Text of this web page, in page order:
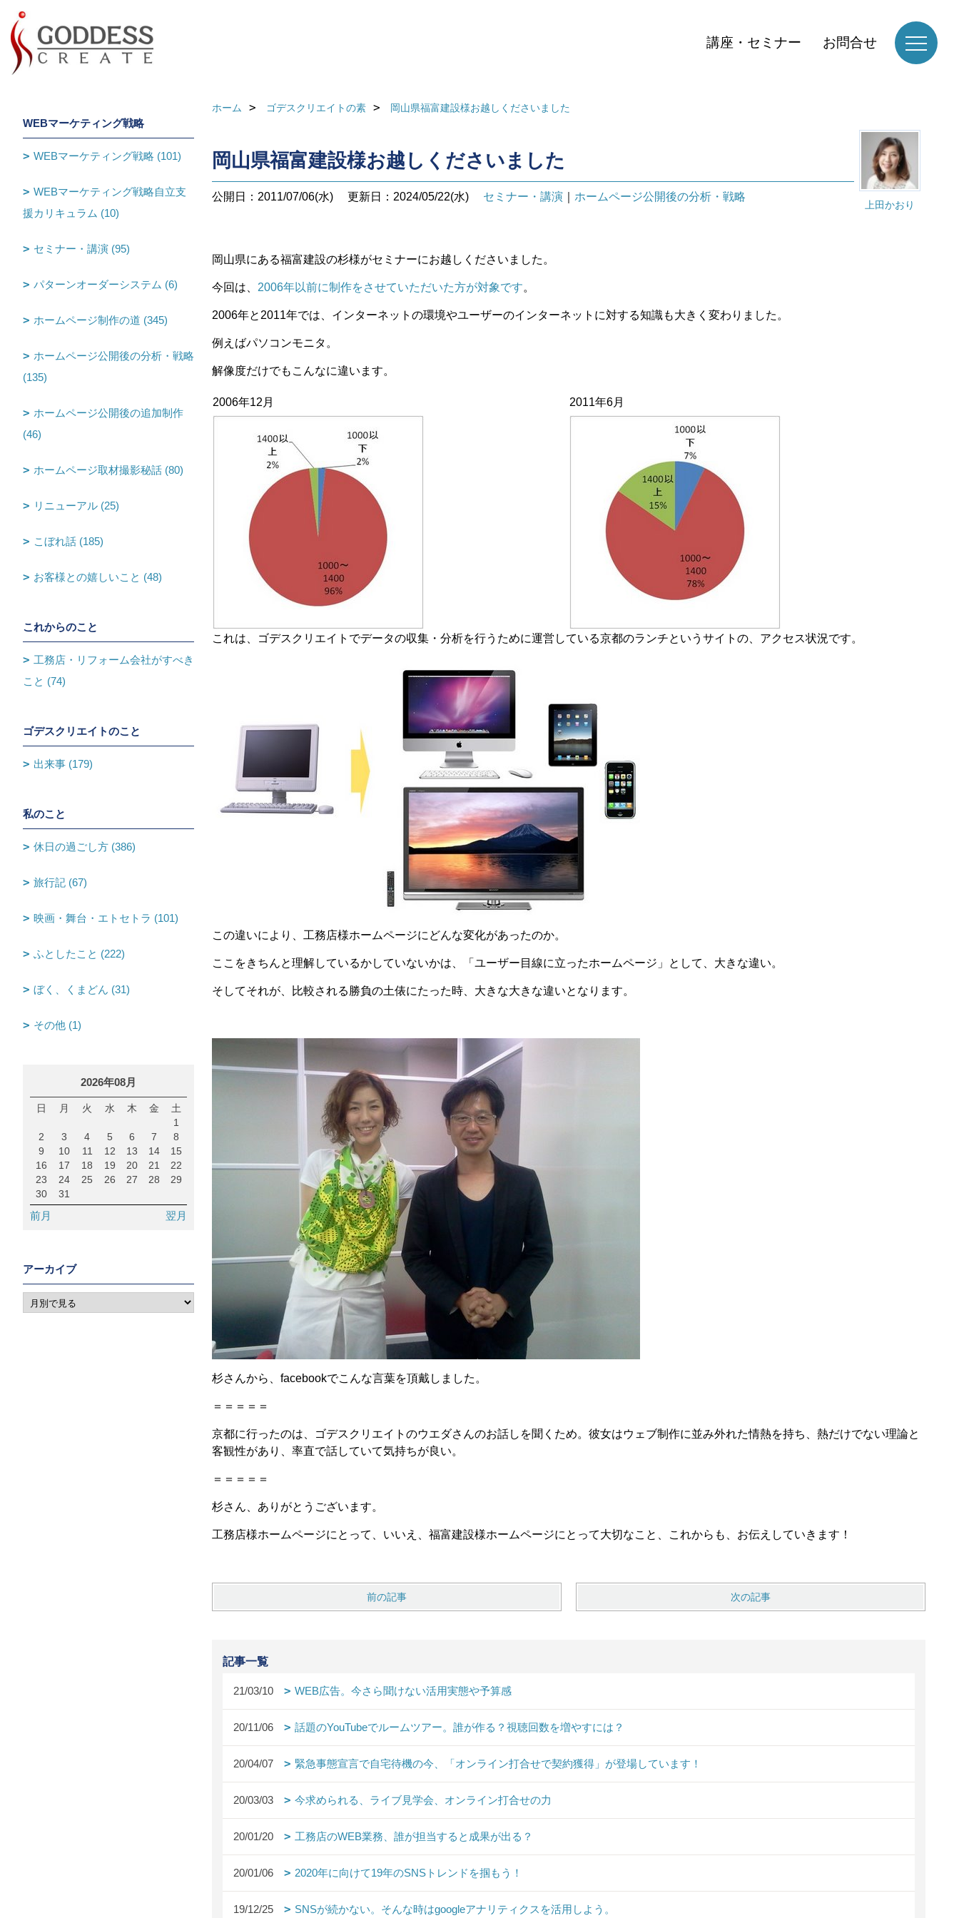
講座・セミナー お問合せ
ホーム ゴデスクリエイトの素 岡山県福富建設様お越しくださいました
上田かおり
岡山県福富建設様お越しくださいました
公開日：2011/07/06(水) 更新日：2024/05/22(水) セミナー・講演 ホームページ公開後の分析・戦略
岡山県にある福富建設の杉様がセミナーにお越しくださいました。
今回は、 2006年以前に制作をさせていただいた方が対象です。
2006年と2011年では、インターネットの環境やユーザーのインターネットに対する知識も大きく変わりました。
例えばパソコンモニタ。
解像度だけでもこんなに違います。
2006年12月 2011年6月
これは、ゴデスクリエイトでデータの収集・分析を行うために運営している京都のランチというサイトの、アクセス状況です。
この違いにより、工務店様ホームページにどんな変化があったのか。
ここをきちんと理解しているかしていないかは、「ユーザー目線に立ったホームページ」として、大きな違い。
そしてそれが、比較される勝負の土俵にたった時、大きな大きな違いとなります。
杉さんから、facebookでこんな言葉を頂戴しました。
＝＝＝＝＝
京都に行ったのは、ゴデスクリエイトのウエダさんのお話しを聞く​ため。彼女はウェブ制作に並み外れた情熱を持ち、熱だけでない理​論と
客観性があり、率直で話していて気持ちが良い。
＝＝＝＝＝
杉さん、ありがとうございます。
工務店様ホームページにとって、いいえ、福富建設様ホームページにとって大切なこと、これからも、お伝えしていきます！
前の記事 次の記事
記事一覧
21/03/10 WEB広告。今さら聞けない活用実態や予算感
20/11/06 話題のYouTubeでルームツアー。誰が作る？視聴回数を増やすには？
20/04/07 緊急事態宣言で自宅待機の今、「オンライン打合せで契約獲得」が登場しています！
20/03/03 今求められる、ライブ見学会、オンライン打合せの力
20/01/20 工務店のWEB業務、誰が担当すると成果が出る？
20/01/06 2020年に向けて19年のSNSトレンドを掴もう！
19/12/25 SNSが続かない。そんな時はgoogleアナリティクスを活用しよう。
WEBマーケティング戦略
WEBマーケティング戦略 (101)
WEBマーケティング戦略自立支
援カリキュラム (10)
セミナー・講演 (95)
パターンオーダーシステム (6)
ホームページ制作の道 (345)
ホームページ公開後の分析・戦略
(135)
ホームページ公開後の追加制作
(46)
ホームページ取材撮影秘話 (80)
リニューアル (25)
こぼれ話 (185)
お客様との嬉しいこと (48)
これからのこと
工務店・リフォーム会社がすべき
こと (74)
ゴデスクリエイトのこと
出来事 (179)
私のこと
休日の過ごし方 (386)
旅行記 (67)
映画・舞台・エトセトラ (101)
ふとしたこと (222)
ぼく、くまどん (31)
その他 (1)
2026年08月
日 月 火 水 木 金
土
1
2
3 4 5 6 7
8
9
10 11 12 13 14
15
16
17 18 19 20 21
22
23
24 25 26 27 28
29
30
31
前月 翌月
アーカイブ